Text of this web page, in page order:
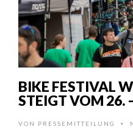
BIKE FESTIVAL
STEIGT VOM 26.
VON PRESSEMITTEILUNG •